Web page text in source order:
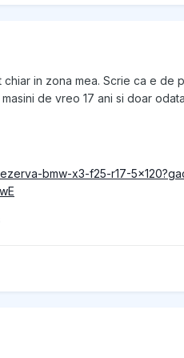
in zona mea. Scrie ca e
de vreo 17 ani si doar
bmw-x3-f25-r17-